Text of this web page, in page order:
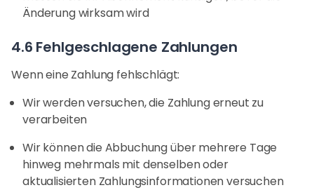
Änderung wirksam wird
4.6 Fehlgeschlagene Zahlungen
Wenn eine Zahlung fehlschlägt:
Wir werden versuchen, die Zahlung erneut zu
verarbeiten
Wir können die Abbuchung über mehrere Tage
hinweg mehrmals mit denselben oder
aktualisierten Zahlungsinformationen versuchen